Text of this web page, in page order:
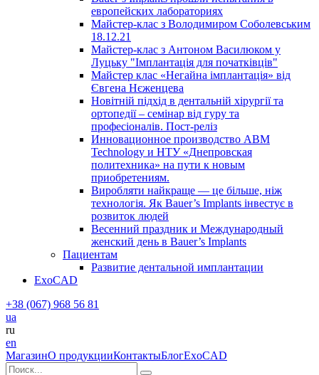
европейских лабораториях
Майстер-клас з Володимиром Соболевським
18.12.21
Майстер-клас з Антоном Василюком у
Луцьку "Імплантація для початківців"
Майстер клас «Негайна імплантація» від
Євгена Нєженцева
Новітній підхід в дентальній хірургії та
ортопедії – семінар від гуру та
професіоналів. Пост-реліз
Инновационное производство ABM
Technology и НТУ «Днепровская
политехника» на пути к новым
приобретениям.
Виробляти найкраще — це більше, ніж
технологія. Як Bauer’s Implants інвестує в
розвиток людей
Весенний праздник и Международный
женский день в Bauer’s Implants
Пациентам
Развитие дентальной имплантации
ExoCAD
+38 (067) 968 56 81
ua
ru
en
МагазинО продукцииКонтактыБлогExoCAD